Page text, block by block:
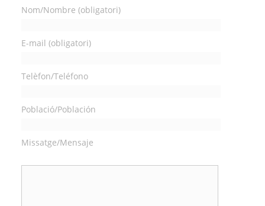
Nom/Nombre (obligatori)
E-mail (obligatori)
Telèfon/Teléfono
Població/Población
Missatge/Mensaje